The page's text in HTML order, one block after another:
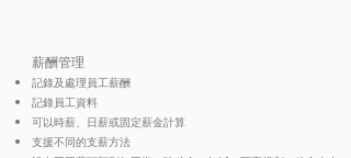
薪酬管理
記錄及處理員工薪酬
記錄員工資料
可以時薪、日薪或固定薪金計算
支援不同的支薪方法